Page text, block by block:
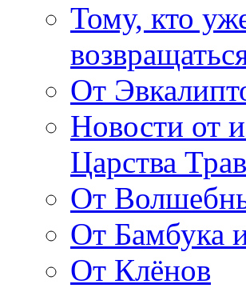
Тому, кто
От
Новости от
Царства Трав
От
От Бамбука
От Клёнов